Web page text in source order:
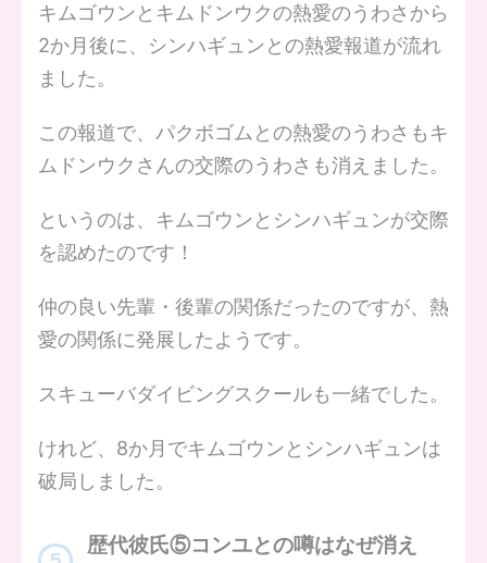
キムゴウンとキムドンウクの熱愛のうわさから
2か月後に、シンハギュンとの熱愛報道が流れ
ました。
この報道で、パクボゴムとの熱愛のうわさもキ
ムドンウクさんの交際のうわさも消えました。
というのは、キムゴウンとシンハギュンが交際
を認めたのです！
仲の良い先輩・後輩の関係だったのですが、熱
愛の関係に発展したようです。
スキューバダイビングスクールも一緒でした。
けれど、8か月でキムゴウンとシンハギュンは
破局しました。
歴代彼氏⑤コンユとの噂はなぜ消え